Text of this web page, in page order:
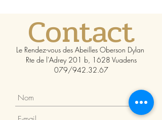
Contact
Le Rendez-vous des Abeilles Oberson Dylan
Rte de l'Adrey 201 b, 1628 Vuadens
079/942.32.67